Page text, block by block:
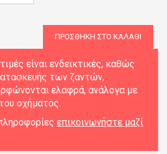
ΠΡΟΣΘΉΚΗ ΣΤΟ ΚΑΛΆΘΙ
είναι ενδεικτικές, καθώς
των ζαντών,
ελαφρά, ανάλογα με
οχήματος.
επικοινωνήστε μαζί